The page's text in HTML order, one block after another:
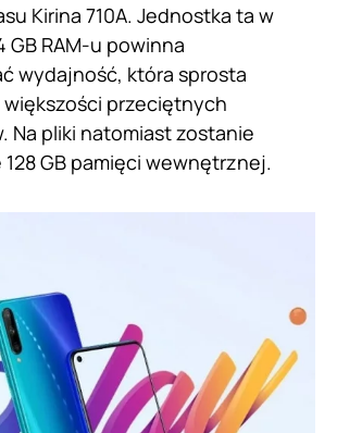
Kirina 710A. Jednostka ta w
GB RAM-u powinna
wydajność, która sprosta
przeciętnych
Na pliki natomiast zostanie
GB pamięci wewnętrznej.